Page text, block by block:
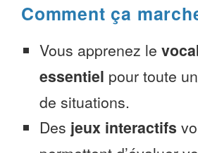
Comment ça
Vous apprenez le
essentiel pour toute
de situations.
Des jeux interactifs